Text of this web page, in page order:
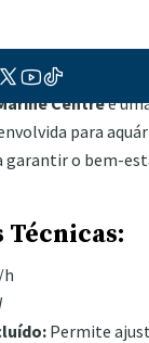
Centreé
para
o bem-
h
Permite